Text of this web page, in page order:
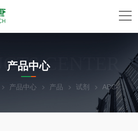
CENTER
产品中心
产品中心 产品 试剂 ABC-TC4360Human Macular Degeneration Peripheral Blood Mononu